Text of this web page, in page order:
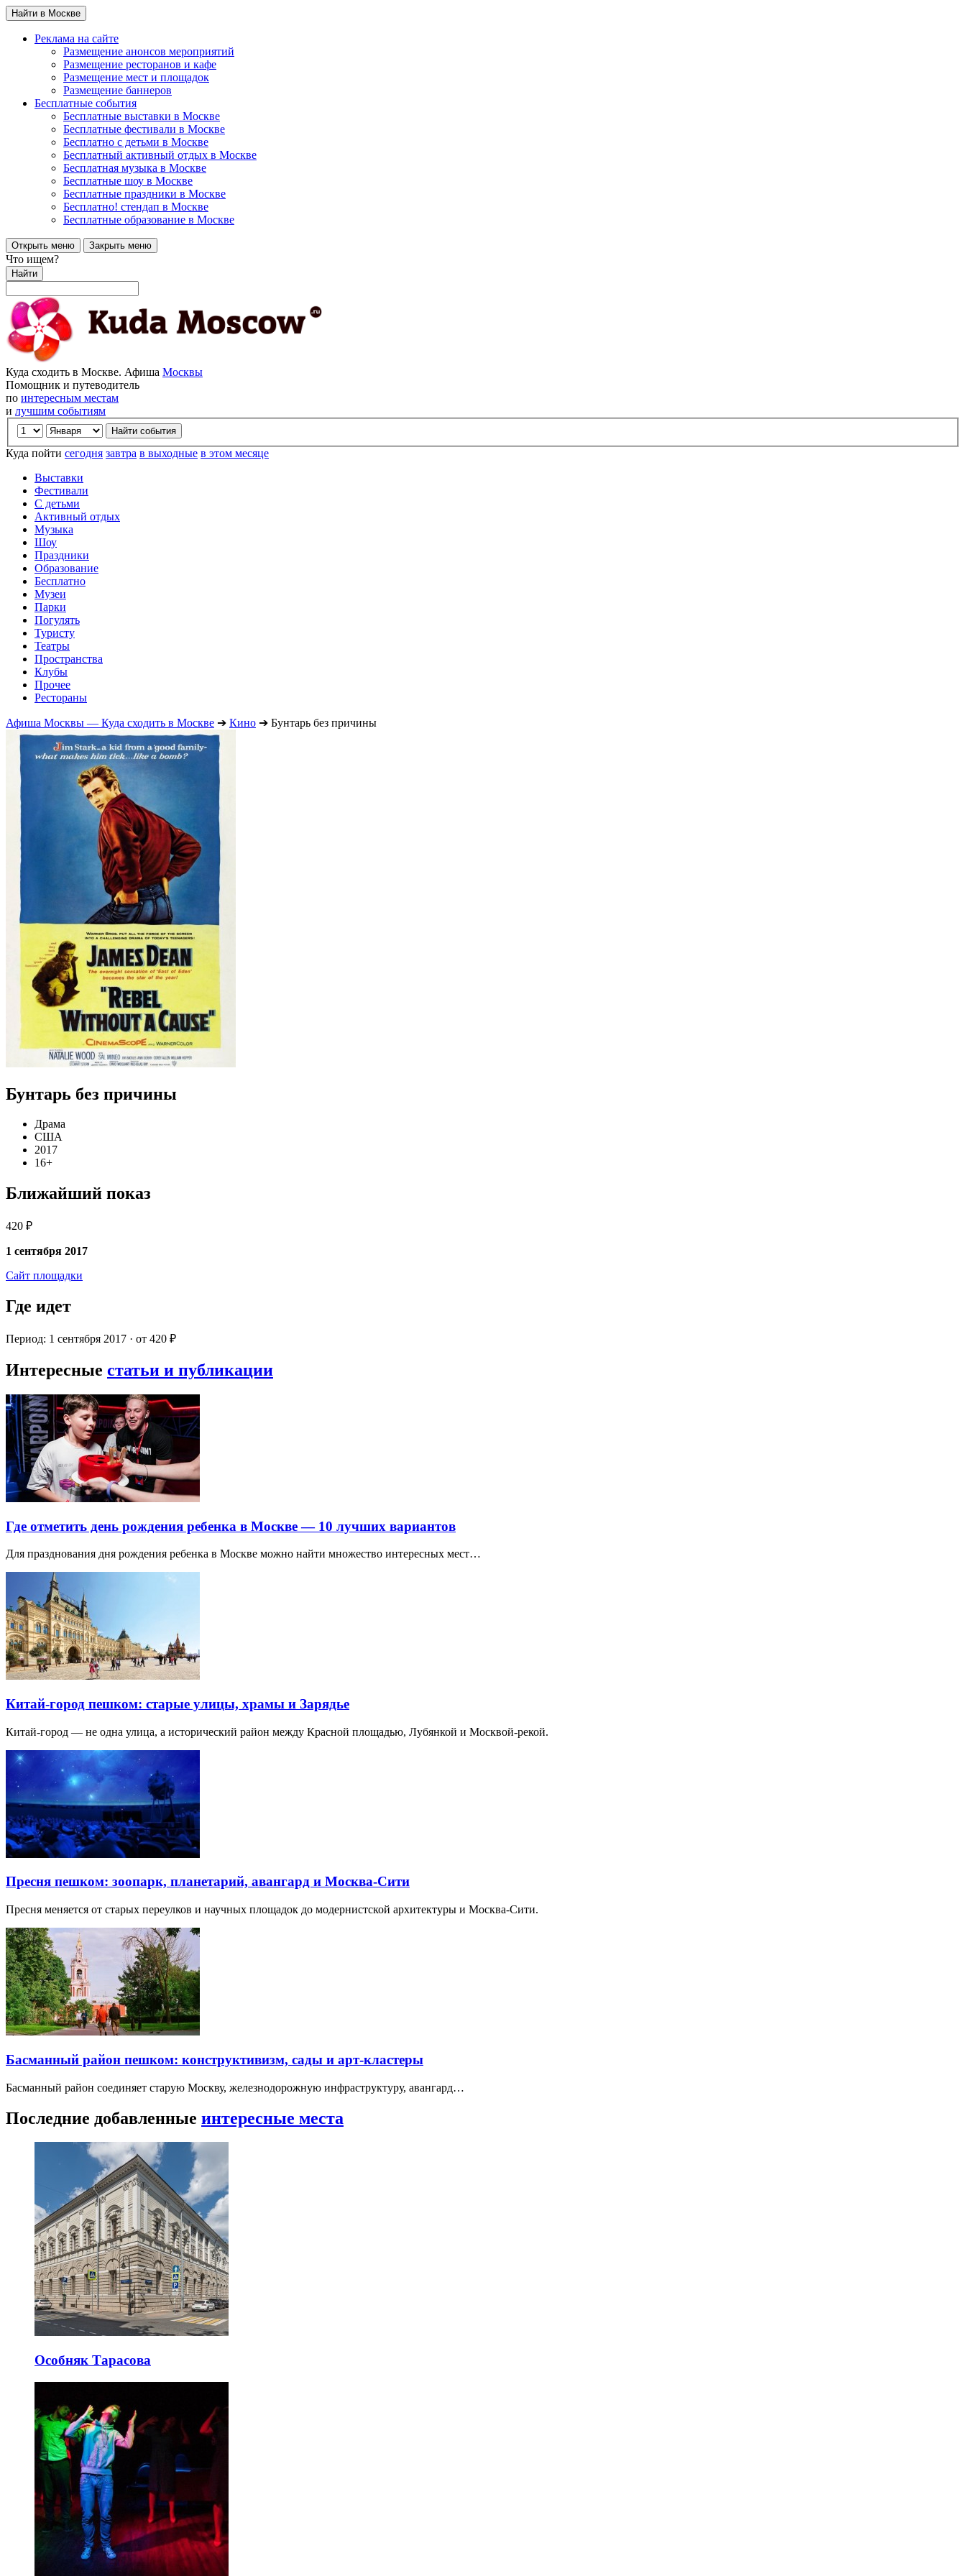
Найти в Москве
Реклама на сайте
Размещение анонсов мероприятий
Размещение ресторанов и кафе
Размещение мест и площадок
Размещение баннеров
Бесплатные события
Бесплатные выставки в Москве
Бесплатные фестивали в Москве
Бесплатно с детьми в Москве
Бесплатный активный отдых в Москве
Бесплатная музыка в Москве
Бесплатные шоу в Москве
Бесплатные праздники в Москве
Бесплатно! стендап в Москве
Бесплатные образование в Москве
Открыть меню Закрыть меню
Что ищем?
Найти
Куда сходить в Москве. Афиша Москвы
Помощник и путеводитель
по интересным местам
и лучшим событиям
Куда пойти сегодня завтра в выходные в этом месяце
Выставки
Фестивали
С детьми
Активный отдых
Музыка
Шоу
Праздники
Образование
Бесплатно
Музеи
Парки
Погулять
Туристу
Театры
Пространства
Клубы
Прочее
Рестораны
Афиша Москвы — Куда сходить в Москве ➔ Кино ➔ Бунтарь без причины
Бунтарь без причины
Драма
США
2017
16+
Ближайший показ
420 ₽
1 сентября 2017
Сайт площадки
Где идет
Период: 1 сентября 2017 · от 420 ₽
Интересные статьи и публикации
Где отметить день рождения ребенка в Москве — 10 лучших вариантов
Для празднования дня рождения ребенка в Москве можно найти множество интересных мест…
Китай-город пешком: старые улицы, храмы и Зарядье
Китай-город — не одна улица, а исторический район между Красной площадью, Лубянкой и Москвой-рекой.
Пресня пешком: зоопарк, планетарий, авангард и Москва-Сити
Пресня меняется от старых переулков и научных площадок до модернистской архитектуры и Москва-Сити.
Басманный район пешком: конструктивизм, сады и арт-кластеры
Басманный район соединяет старую Москву, железнодорожную инфраструктуру, авангард…
Последние добавленные интересные места
Особняк Тарасова